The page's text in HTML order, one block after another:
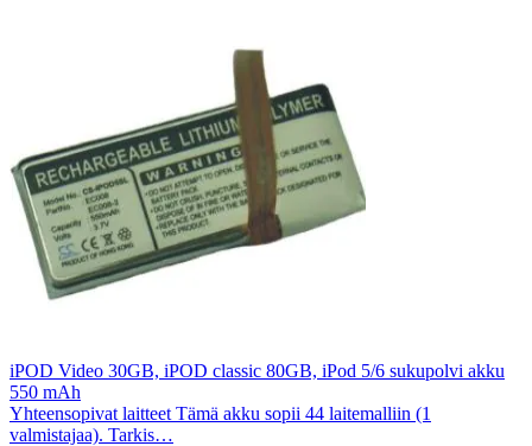
iPOD Video 30GB, iPOD classic 80GB, iPod 5/6 sukupolvi akku
550 mAh
Yhteensopivat laitteet Tämä akku sopii 44 laitemalliin (1
valmistajaa). Tarkis…